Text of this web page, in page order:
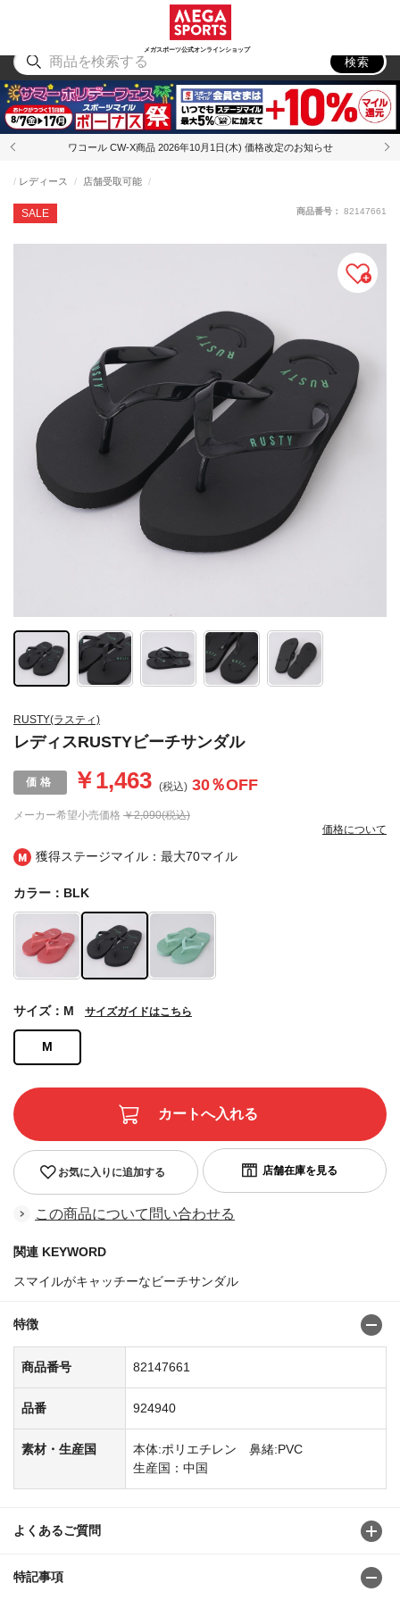
メガスポーツ公式オンラインショップ
アウトドア
検索
ワコール CW-X商品 2026年10月1日(木) 価格改定のお知らせ
獲得ステージマイル：最大70マイル
RUSTY(ラスティ)
レディスRUSTYビーチサンダル
SALE
レディース 店舗受取可能
メーカー希望小売価格 ￥2,090(税込)
￥1,463 (税込) 30％OFF
価格について
商品番号： 82147661
カラー：BLK
M
サイズ：M サイズガイドはこちら
お気に入りに追加する
この商品について問い合わせる
関連 KEYWORD
スマイルがキャッチーなビーチサンダル
特徴
商品番号 82147661
品番 924940
素材・生産国
本体:ポリエチレン 鼻緒:PVC
生産国：中国
よくあるご質問
特記事項